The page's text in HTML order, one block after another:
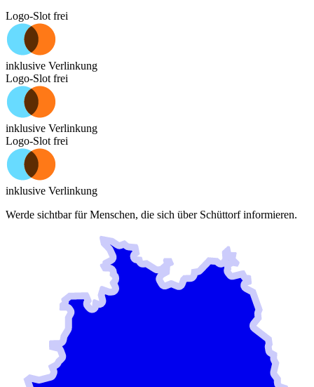
Logo-Slot frei
inklusive Verlinkung
Logo-Slot frei
inklusive Verlinkung
Logo-Slot frei
inklusive Verlinkung
Werde sichtbar für Menschen, die sich über Schüttorfinformieren.